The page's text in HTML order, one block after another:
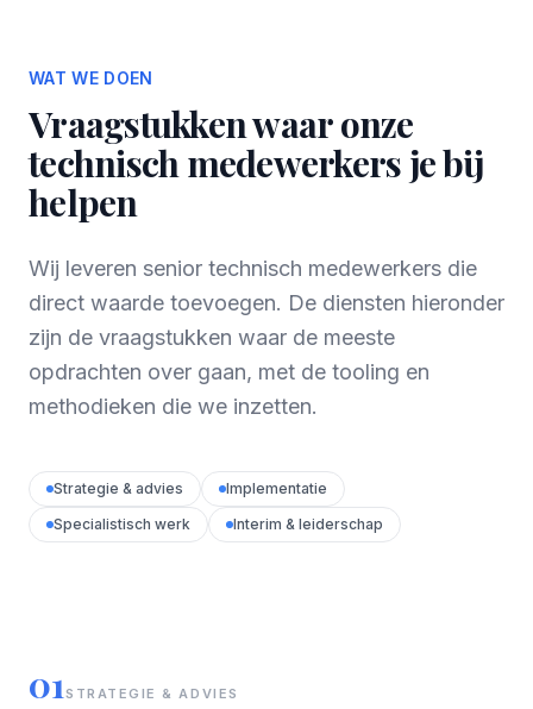
WAT WE DOEN
Vraagstukken waar onze
technisch medewerkers je bij
helpen
Wij leveren senior technisch medewerkers die
direct waarde toevoegen. De diensten hieronder
zijn de vraagstukken waar de meeste
opdrachten over gaan, met de tooling en
methodieken die we inzetten.
Strategie & advies
Implementatie
Specialistisch werk
Interim & leiderschap
01STRATEGIE & ADVIES